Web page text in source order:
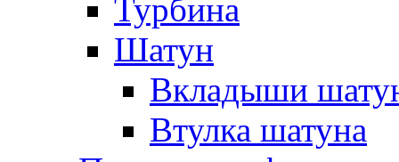
Турбина
Шатун
Вкладыши
Втулка шатуна